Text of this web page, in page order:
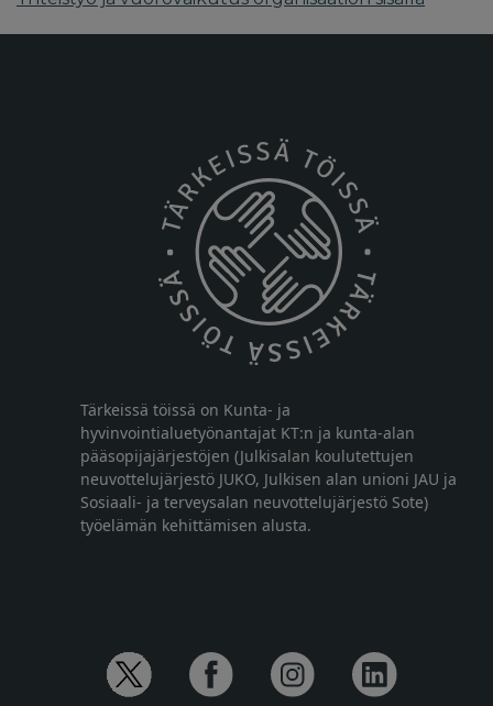
Tärkeissä töissä on Kunta- ja
hyvinvointialuetyönantajat KT:n ja kunta-alan
pääsopijajärjestöjen (Julkisalan koulutettujen
neuvottelujärjestö JUKO, Julkisen alan unioni JAU ja
Sosiaali- ja terveysalan neuvottelujärjestö Sote)
työelämän kehittämisen alusta.